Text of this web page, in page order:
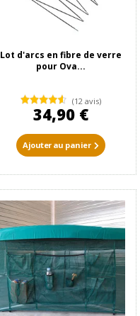
Lot d'arcs en fibre de verre
pour Ova...
(12 avis)
34,90 €
Ajouter au panier